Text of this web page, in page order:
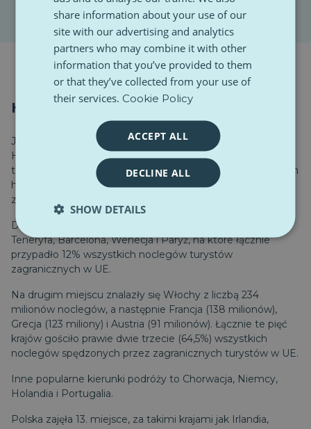
Hiszpania zdobywa koronę turystyki
Jeśli chodzi o miejsca, do których wybierają się turyści,
Hiszpania jest niekwestionowanym liderem. W 2023 roku
turyści zarezerwowali 302 miliony noclegów w hiszpańskich
hotelach – prawie 22% wszystkich pobytów turystów
zagranicznych w UE.
Do najpopularniejszych destynacji należały Majorka,
Teneryfa, Barcelona, Wenecja i Paryż, na które łącznie
przypadło 12% wszystkich noclegów turystów
zagranicznych w UE.
Na drugim miejscu znalazły się Włochy z liczbą 234
milionów noclegów, a następnie Francja (138 milionów),
Grecja (123 miliony) i Austria (91 milionów). Łącznie te pięć
krajów gościło prawie dwie trzecie (64,5%) wszystkich
noclegów spędzonych przez zagranicznych turystów w UE.
Inne popularne kierunki podróży to Chorwacja, Niemcy,
Holandia i Portugalia.
Polska zajęła 13. miejsce, za takimi krajami jak Irlandia,
share information about your use of our
site with our advertising and analytics
partners who may combine it with other
information that you’ve provided to them
or that they’ve collected from your use of
their services. Cookie Policy
ACCEPT ALL
DECLINE ALL
SHOW DETAILS